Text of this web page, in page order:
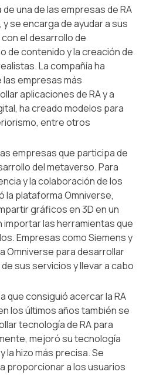
una de las empresas de RA
y se encarga de ayudar a sus
el desarrollo de
de contenido y la creación de
La compañía ha
las empresas más
aplicaciones de RA y a
ha creado modelos para
entre otros
empresas que participa de
del metaverso. Para
y la colaboración de los
la plataforma Omniverse,
gráficos en 3D en un
las herramientas que
Empresas como Siemens y
Omniverse para desarrollar
sus servicios y llevar a cabo
que consiguió acercar la RA
los últimos años también se
tecnología de RA para
mejoró su tecnología
la hizo más precisa. Se
proporcionar a los usuarios